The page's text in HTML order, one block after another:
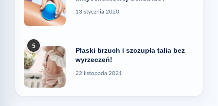
13 stycznia 2020
5
Płaski brzuch i szczupła talia bez
wyrzeczeń!
22 listopada 2021